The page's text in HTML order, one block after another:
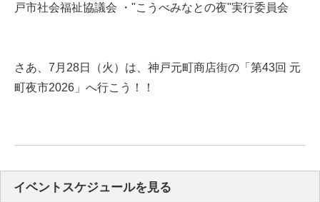
戸市社会福祉協議会 ・"こうべみなとの夜"実行委員会
さあ、7月28日（火）は、神戸元町商店街の「第43回 元
町夜市2026」へ行こう！！
イベントスケジュールを見る